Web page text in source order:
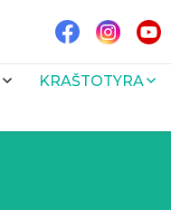
KRAŠTOTYRA